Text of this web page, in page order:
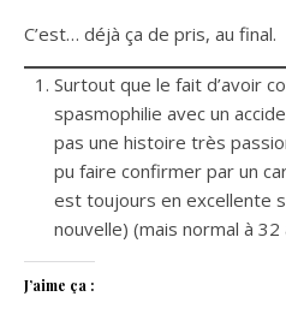
C’est… déjà ça de pris, au final.
Surtout que le fait d’avoir
spasmophilie avec un
pas une histoire très
pu faire confirmer par un
est toujours en excellente
nouvelle) (mais normal à 32
J’aime ça :